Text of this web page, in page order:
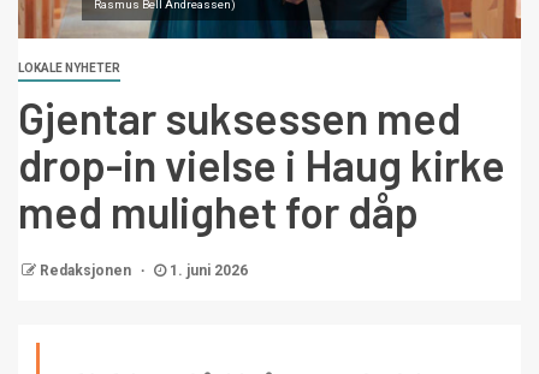
Rasmus Bell Andreassen)
LOKALE NYHETER
Gjentar suksessen med
drop-in vielse i Haug kirke
med mulighet for dåp
Redaksjonen 1. juni 2026